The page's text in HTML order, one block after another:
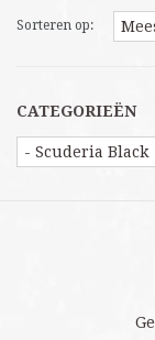
Sorteren op:
CATEGORIEËN